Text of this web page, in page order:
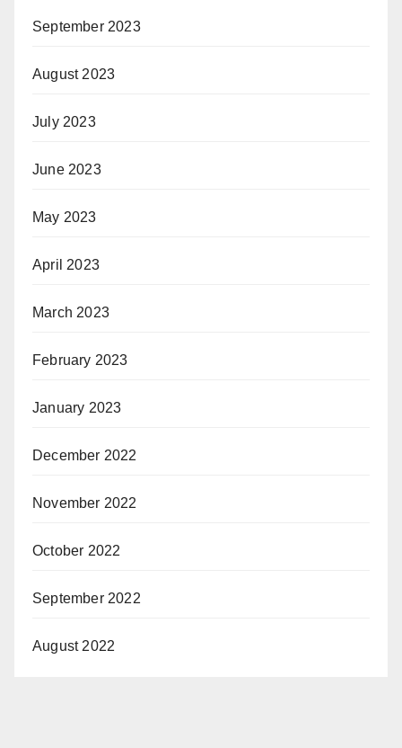
September 2023
August 2023
July 2023
June 2023
May 2023
April 2023
March 2023
February 2023
January 2023
December 2022
November 2022
October 2022
September 2022
August 2022